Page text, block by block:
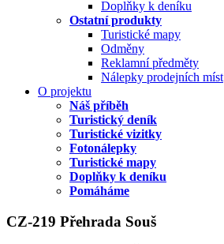
Doplňky k deníku
Ostatní produkty
Turistické mapy
Odměny
Reklamní předměty
Nálepky prodejních míst
O projektu
Náš příběh
Turistický deník
Turistické vizitky
Fotonálepky
Turistické mapy
Doplňky k deníku
Pomáháme
CZ-219 Přehrada Souš